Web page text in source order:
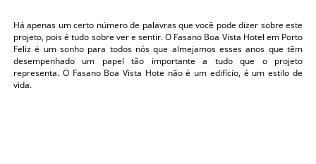
Há apenas um certo número de palavras que você pode dizer sobre este
projeto, pois é tudo sobre ver e sentir. O Fasano Boa Vista Hotel em Porto
Feliz é um sonho para todos nós que almejamos esses anos que têm
desempenhado um papel tão importante a tudo que o projeto
representa. O Fasano Boa Vista Hote não é um edifício, é um estilo de
vida.